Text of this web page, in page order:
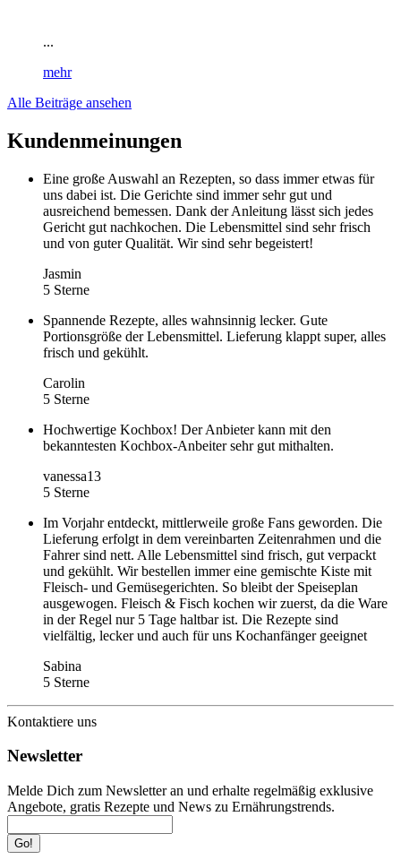
...
mehr
Alle Beiträge ansehen
Kundenmeinungen
Eine große Auswahl an Rezepten, so dass immer etwas für
uns dabei ist. Die Gerichte sind immer sehr gut und
ausreichend bemessen. Dank der Anleitung lässt sich jedes
Gericht gut nachkochen. Die Lebensmittel sind sehr frisch
und von guter Qualität. Wir sind sehr begeistert!
Jasmin
5 Sterne
Spannende Rezepte, alles wahnsinnig lecker. Gute
Portionsgröße der Lebensmittel. Lieferung klappt super, alles
frisch und gekühlt.
Carolin
5 Sterne
Hochwertige Kochbox! Der Anbieter kann mit den
bekanntesten Kochbox-Anbeiter sehr gut mithalten.
vanessa13
5 Sterne
Im Vorjahr entdeckt, mittlerweile große Fans geworden. Die
Lieferung erfolgt in dem vereinbarten Zeitenrahmen und die
Fahrer sind nett. Alle Lebensmittel sind frisch, gut verpackt
und gekühlt. Wir bestellen immer eine gemischte Kiste mit
Fleisch- und Gemüsegerichten. So bleibt der Speiseplan
ausgewogen. Fleisch & Fisch kochen wir zuerst, da die Ware
in der Regel nur 5 Tage haltbar ist. Die Rezepte sind
vielfältig, lecker und auch für uns Kochanfänger geeignet
Sabina
5 Sterne
Kontaktiere uns
Newsletter
Melde Dich zum Newsletter an und erhalte regelmäßig exklusive
Angebote, gratis Rezepte und News zu Ernährungstrends.
Go!